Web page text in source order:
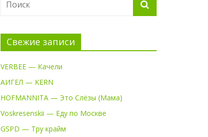
Свежие записи
VERBEE — Качели
АИГЕЛ — KERN
HOFMANNITA — Это Слёзы (Мама)
Voskresenskii — Еду по Москве
GSPD — Тру крайм